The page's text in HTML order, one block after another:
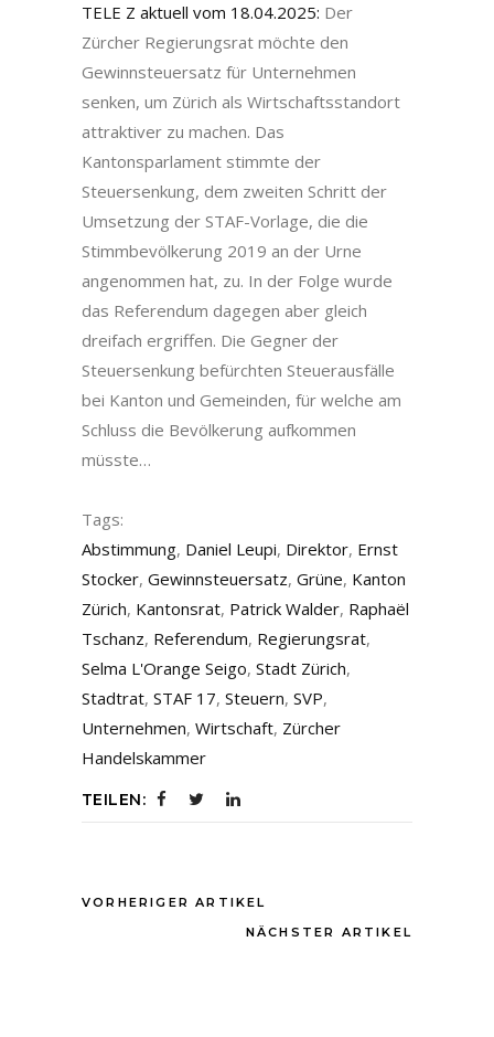
TELE Z aktuell vom 18.04.2025: Der
Zürcher Regierungsrat möchte den
Gewinnsteuersatz für Unternehmen
senken, um Zürich als Wirtschaftsstandort
attraktiver zu machen. Das
Kantonsparlament stimmte der
Steuersenkung, dem zweiten Schritt der
Umsetzung der STAF-Vorlage, die die
Stimmbevölkerung 2019 an der Urne
angenommen hat, zu. In der Folge wurde
das Referendum dagegen aber gleich
dreifach ergriffen. Die Gegner der
Steuersenkung befürchten Steuerausfälle
bei Kanton und Gemeinden, für welche am
Schluss die Bevölkerung aufkommen
müsste…
Tags:
Abstimmung, Daniel Leupi, Direktor, Ernst
Stocker, Gewinnsteuersatz, Grüne, Kanton
Zürich, Kantonsrat, Patrick Walder, Raphaël
Tschanz, Referendum, Regierungsrat,
Selma L'Orange Seigo, Stadt Zürich,
Stadtrat, STAF 17, Steuern, SVP,
Unternehmen, Wirtschaft, Zürcher
Handelskammer
TEILEN:
VORHERIGER ARTIKEL
NÄCHSTER ARTIKEL